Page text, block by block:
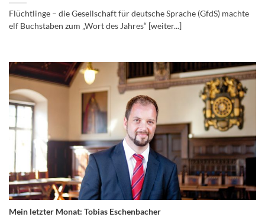
Flüchtlinge – die Gesellschaft für deutsche Sprache (GfdS) machte
elf Buchstaben zum „Wort des Jahres“ [weiter...]
Mein letzter Monat: Tobias Eschenbacher